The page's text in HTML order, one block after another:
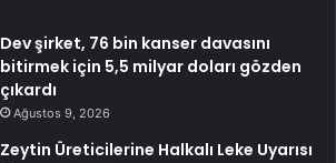
Dev şirket, 76 bin kanser davasını
bitirmek için 5,5 milyar doları gözden
çıkardı
Ağustos 9, 2026
Zeytin Üreticilerine Halkalı Leke Uyarısı